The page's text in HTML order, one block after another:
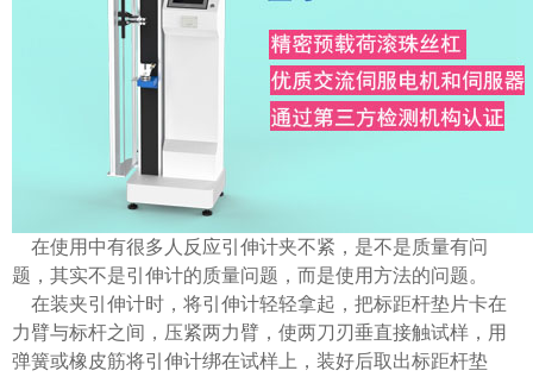
在使用中有很多人反应引伸计夹不紧，是不是质量有问
题，其实不是引伸计的质量问题，而是使用方法的问题。
在装夹引伸计时，将引伸计轻轻拿起，把标距杆垫片卡在
力臂与标杆之间，压紧两力臂，使两刀刃垂直接触试样，用
弹簧或橡皮筋将引伸计绑在试样上，装好后取出标距杆垫